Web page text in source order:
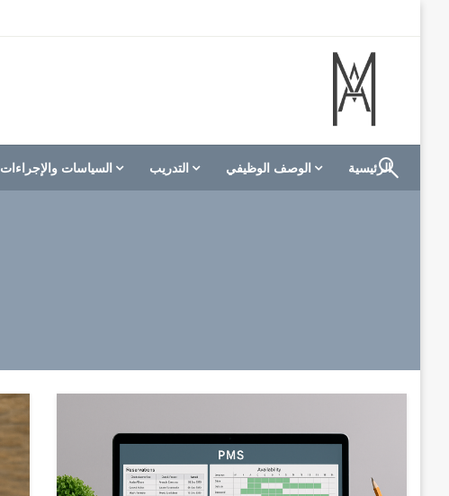
M A hotels | إم ايه هوتيلز
الموقع الأول للعاملين في الفنادق في العالم العربي
الرئيسية الوصف الوظيفي التدريب السياسات والإجراءات